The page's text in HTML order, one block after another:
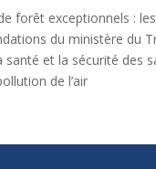
forêt exceptionnels : les
du ministère du
santé et la sécurité des
de l’air